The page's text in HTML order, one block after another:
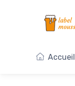
Accueil